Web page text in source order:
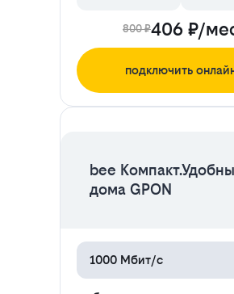
800 ₽406 ₽/
подключить
bee
дома GPON
1000 Мбит/с